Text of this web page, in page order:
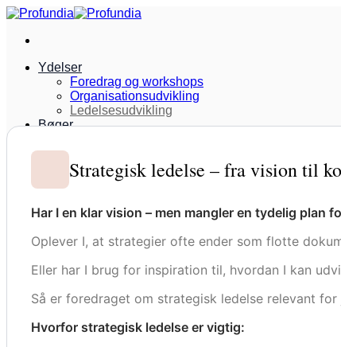
Fortsæt
indhold
Ydelser
Foredrag og workshops
Organisationsudvikling
Ledelsesudvikling
Bøger
Interviews og presseomtale
Referencer
Samarbejdspartnere
Strategisk ledelse – fra vision til
Har I en klar vision – men mangler en tydelig plan
Oplever I, at strategier ofte ender som flotte
Eller har I brug for inspiration til, hvordan I kan
Så er foredraget om strategisk ledelse relevant for
Hvorfor strategisk ledelse er vigtig: